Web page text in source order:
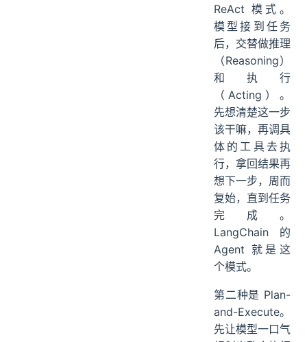
ReAct 模式。
模型接到任务
后，交替做推理
（Reasoning）
和执行
（Acting）。
先想清楚这一步
该干嘛，再调具
体的工具去执
行，拿回结果再
想下一步，周而
复始，直到任务
完成。
LangChain 的
Agent 就是这
个模式。
第二种是 Plan-
and-Execute。
先让模型一口气